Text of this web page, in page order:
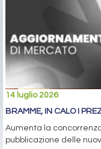
14 luglio 2026
BRAMME, IN CALO I
Aumenta la
pubblicazione delle